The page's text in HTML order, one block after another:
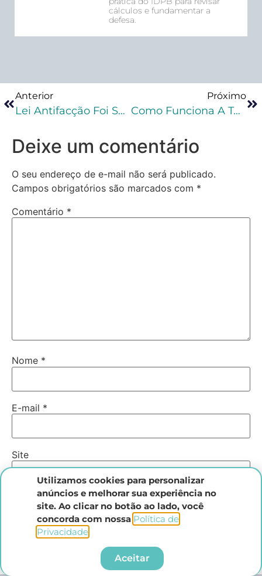
cálculos e fundamentar a
defesa.
Anterior
Lei Antifacção Foi Sancionada: Lei Nº 15.358/2026 E O Que Muda Na Prática Penal
Próximo
Como Funciona A Tornozeleira Eletrônica? Guia Para Advogados Criminalistas
Deixe um comentário
O seu endereço de e-mail não será publicado.
Campos obrigatórios são marcados com *
Comentário *
Nome *
E-mail *
Site
Salvar meus dados neste navegador para a próxima
vez que eu comentar.
Utilizamos cookies para personalizar
anúncios e melhorar sua experiência no
site. Ao clicar no botão ao lado, você
concorda com nossa Política de
Privacidade.​
Aceitar